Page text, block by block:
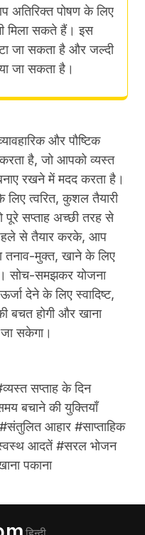
अतिरिक्त पोषण के लिए
मिला सकते हैं। इस
जा सकता है और जल्दी
जा सकता है।
और पौष्टिक
है, जो आपको व्यस्त
रखने में मदद करता है।
लिए त्वरित, कुशल तैयारी
पूरे सप्ताह अच्छी तरह से
से तैयार करके, आप
तनाव-मुक्त, खाने के लिए
सोच-समझकर योजना
देने के लिए स्वादिष्ट,
बचत होगी और खाना
सकेगा।
सप्ताह के दिन
बचाने की युक्तियाँ
आहार #साप्ताहिक
आदतें #सरल भोजन
पकाना